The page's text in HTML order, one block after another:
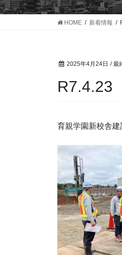
HOME 新着情報
2025年4月24日 / 最
R7.4.23
育親学園新校舎